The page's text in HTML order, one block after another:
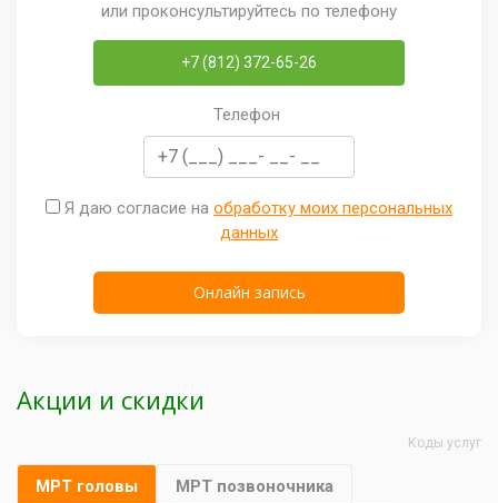
или проконсультируйтесь по телефону
+7 (812) 372-65-26
Телефон
Я даю согласие на обработку моих персональных
данных
Акции и скидки
МРТ головы МРТ позвоночника
Коды услуг